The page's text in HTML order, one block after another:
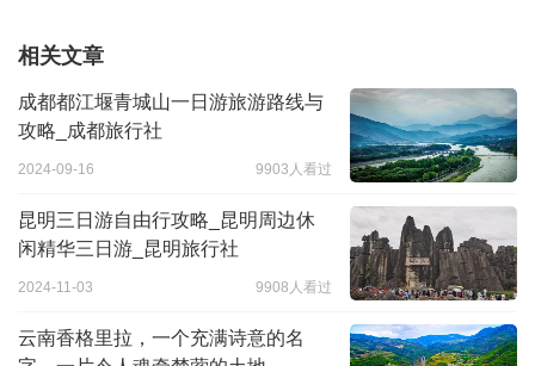
相关文章
成都都江堰青城山一日游旅游路线与
攻略_成都旅行社
2024-09-16 9903人看过
昆明三日游自由行攻略_昆明周边休
闲精华三日游_昆明旅行社
2024-11-03 9908人看过
云南香格里拉，一个充满诗意的名